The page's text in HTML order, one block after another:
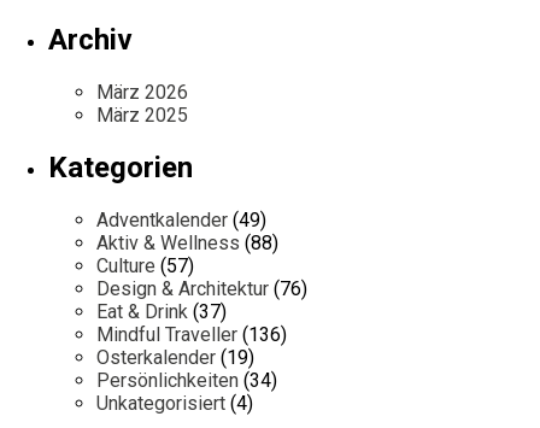
Archiv
März 2026
März 2025
Kategorien
Adventkalender (49)
Aktiv & Wellness (88)
Culture (57)
Design & Architektur (76)
Eat & Drink (37)
Mindful Traveller (136)
Osterkalender (19)
Persönlichkeiten (34)
Unkategorisiert (4)